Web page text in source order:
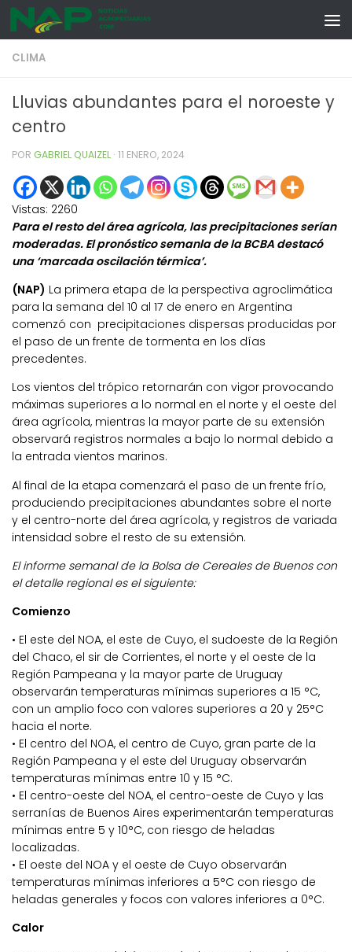
Skip to content
CLIMA
Lluvias abundantes para el noroeste y
centro
POR GABRIEL QUAIZEL · 11 ENERO, 2024
Vistas: 2260
Para el resto del área agrícola, las precipitaciones serían
moderadas. El pronóstico semanla de la BCBA destacó
una ‘marcada oscilación térmica’.
(NAP) La primera etapa de la perspectiva agroclimática
para la semana del 10 al 17 de enero en Argentina
comenzó con precipitaciones dispersas producidas por
el paso de un frente de tormenta en los días
precedentes.
Los vientos del trópico retornarán con vigor provocando
máximas superiores a lo normal en el norte y el oeste del
área agrícola, mientras la mayor parte de su extensión
observará registros normales a bajo lo normal debido a
la entrada vientos marinos.
Al final de la etapa comenzará el paso de un frente frío,
produciendo precipitaciones abundantes sobre el norte
y el centro-norte del área agrícola, y registros de variada
intensidad sobre el resto de su extensión.
El informe semanal de la Bolsa de Cereales de Buenos con
el detalle regional es el siguiente:
Comienzo
• El este del NOA, el este de Cuyo, el sudoeste de la Región
del Chaco, el sir de Corrientes, el norte y el oeste de la
Región Pampeana y la mayor parte de Uruguay
observarán temperaturas mínimas superiores a 15 °C,
con un amplio foco con valores superiores a 20 y 25°C
hacia el norte.
• El centro del NOA, el centro de Cuyo, gran parte de la
Región Pampeana y el este del Uruguay observarán
temperaturas mínimas entre 10 y 15 °C.
• El centro-oeste del NOA, el centro-oeste de Cuyo y las
serranías de Buenos Aires experimentarán temperaturas
mínimas entre 5 y 10°C, con riesgo de heladas
localizadas.
• El oeste del NOA y el oeste de Cuyo observarán
temperaturas mínimas inferiores a 5°C con riesgo de
heladas generales y focos con valores inferiores a 0°C.
Calor